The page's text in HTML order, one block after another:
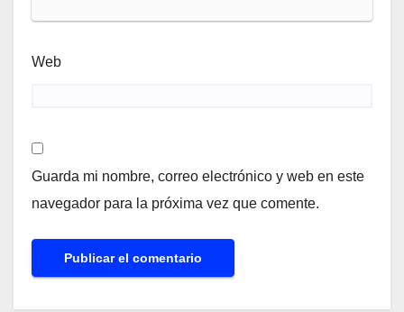
Web
Guarda mi nombre, correo electrónico y web en este
navegador para la próxima vez que comente.